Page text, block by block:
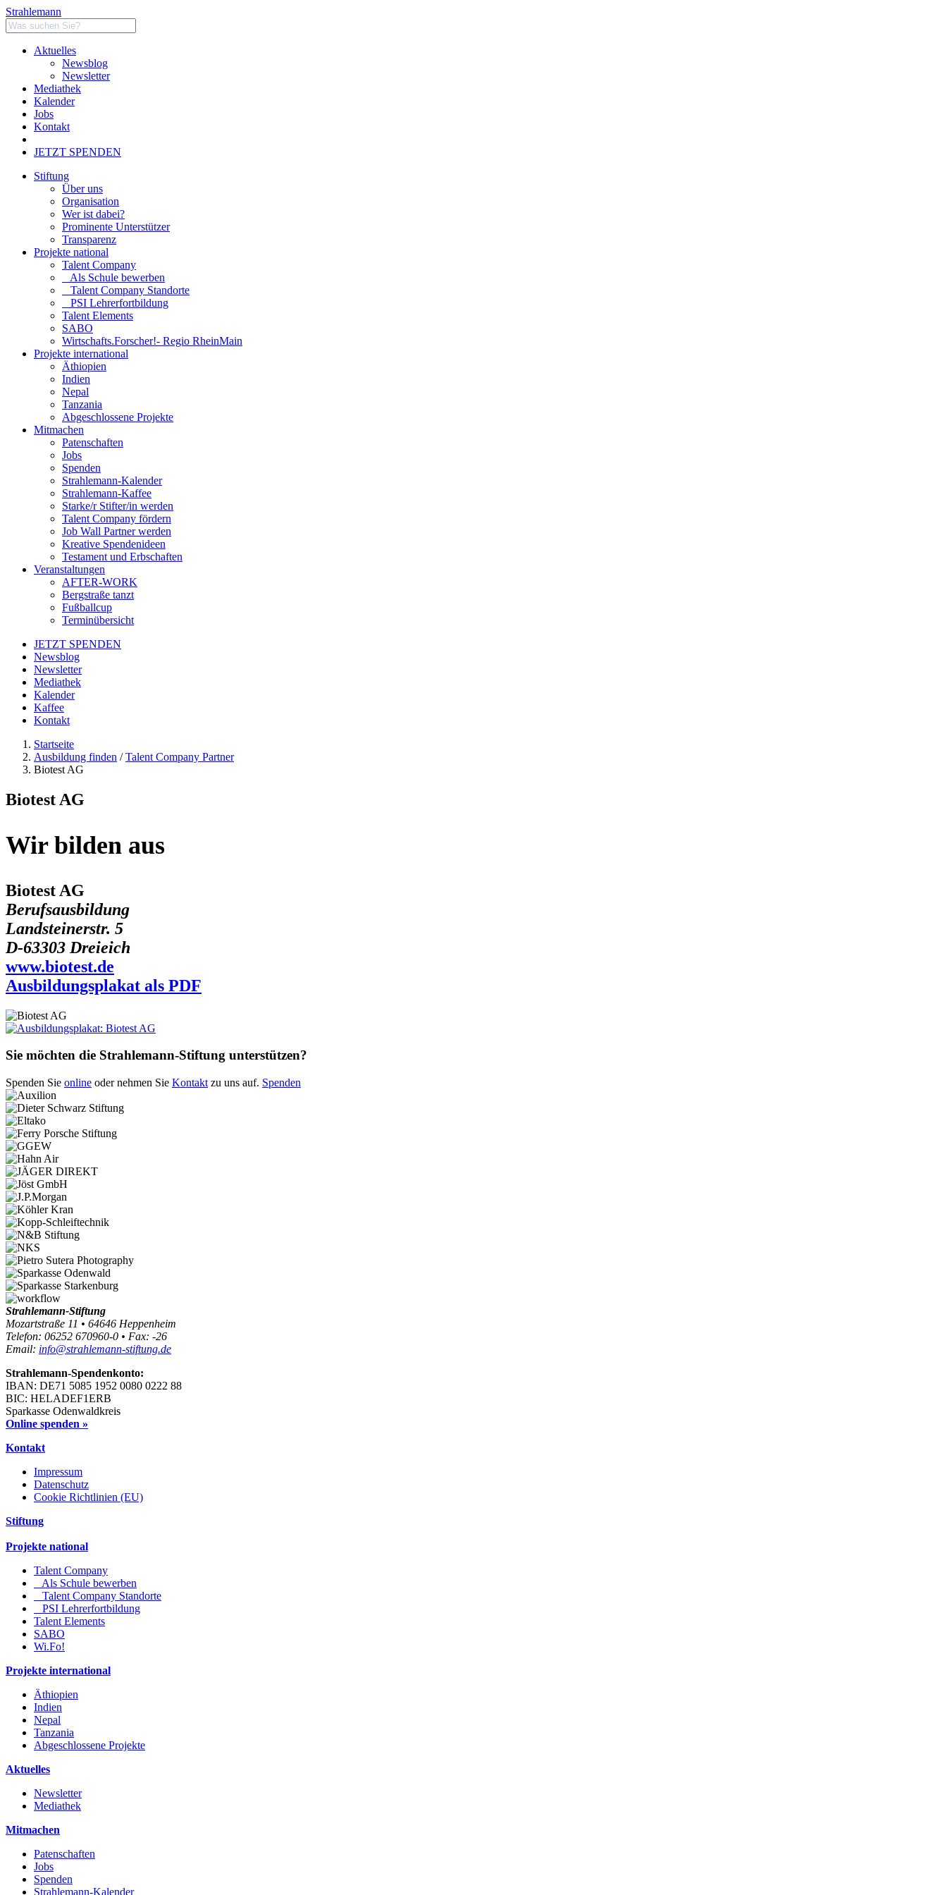
Strahlemann
Aktuelles
Newsblog
Newsletter
Mediathek
Kalender
Jobs
Kontakt
JETZT SPENDEN
Stiftung
Über uns
Organisation
Wer ist dabei?
Prominente Unterstützer
Transparenz
Projekte national
Talent Company
Als Schule bewerben
Talent Company Standorte
PSI Lehrerfortbildung
Talent Elements
SABO
Wirtschafts.Forscher!- Regio RheinMain
Projekte international
Äthiopien
Indien
Nepal
Tanzania
Abgeschlossene Projekte
Mitmachen
Patenschaften
Jobs
Spenden
Strahlemann-Kalender
Strahlemann-Kaffee
Starke/r Stifter/in werden
Talent Company fördern
Job Wall Partner werden
Kreative Spendenideen
Testament und Erbschaften
Veranstaltungen
AFTER-WORK
Bergstraße tanzt
Fußballcup
Terminübersicht
JETZT SPENDEN
Newsblog
Newsletter
Mediathek
Kalender
Kaffee
Kontakt
Startseite
Ausbildung finden /Talent Company Partner
Biotest AG
Biotest AG
Wir bilden aus
Biotest AG
Berufsausbildung
Landsteinerstr. 5
D-63303 Dreieich
www.biotest.de
Ausbildungsplakat als PDF
Sie möchten die Strahlemann-Stiftung unterstützen?
Spenden Sie online oder nehmen Sie Kontakt zu uns auf. Spenden
Strahlemann-Stiftung
Mozartstraße 11 • 64646 Heppenheim
Telefon: 06252 670960-0 • Fax: -26
Email: info@strahlemann-stiftung.de
Strahlemann-Spendenkonto:
IBAN: DE71 5085 1952 0080 0222 88
BIC: HELADEF1ERB
Sparkasse Odenwaldkreis
Online spenden »
Kontakt
Impressum
Datenschutz
Cookie Richtlinien (EU)
Stiftung
Projekte national
Talent Company
Als Schule bewerben
Talent Company Standorte
PSI Lehrerfortbildung
Talent Elements
SABO
Wi.Fo!
Projekte international
Äthiopien
Indien
Nepal
Tanzania
Abgeschlossene Projekte
Aktuelles
Newsletter
Mediathek
Mitmachen
Patenschaften
Jobs
Spenden
Strahlemann-Kalender